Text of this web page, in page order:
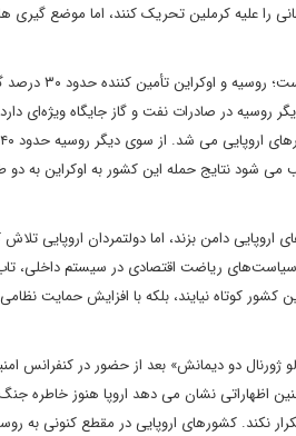
را علیه کرملین تحریک کنند، اما موضع
البته اتخاذ چنین رویکردی، با توجه به تبعات
در صادرات نفت و گاز جایگاه ویژه‌ای
سبب می شود نتایج حمله این کشور به اوکراین به
دامن بزند، اما دولتمردان اروپایی تلاش
سیاست‌های ریاضت اقتصادی در سیستم داخلی،
کوتاه نیایند، بلکه با افزایش حمایت نظامی
دو دیمانش» بعد از حضور در کنفرانس
اظهاراتی نشان می دهد اروپا هنوز خاطره
نکند. کشورهای اروپایی در مقطع کنونی به